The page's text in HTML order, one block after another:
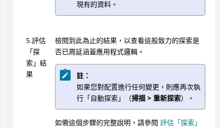
現有的資料。
5.評估
「探
索」結
果
檢閱到此為止的結果，以查看這般致力的探索是
否已周延涵蓋應用程式邏輯。
註：
如果您對配置進行任何變更，則應再次執
行「自動探索」（掃描 > 重新探索）。
如需這個步驟的完整說明，請參閱 評估「探索」